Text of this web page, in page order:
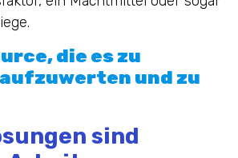
die es zu
und zu
sind